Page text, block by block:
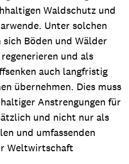
Waldschutz und
Unter solchen
sich Böden und Wälder
und als
auch langfristig
übernehmen. Dies muss
Anstrengungen für
und nicht nur als
und umfassenden
Weltwirtschaft